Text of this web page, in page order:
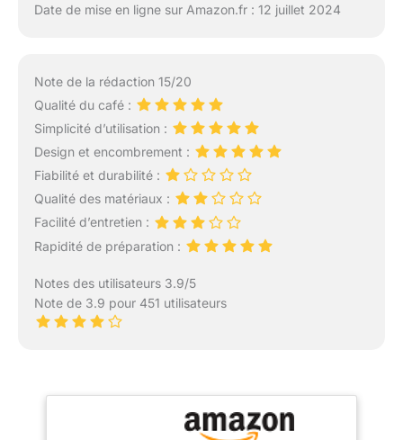
Date de mise en ligne sur Amazon.fr : 12 juillet 2024
Note de la rédaction 15/20
Qualité du café :
Simplicité d’utilisation :
Design et encombrement :
Fiabilité et durabilité :
Qualité des matériaux :
Facilité d’entretien :
Rapidité de préparation :
Notes des utilisateurs 3.9/5
Note de 3.9 pour 451 utilisateurs